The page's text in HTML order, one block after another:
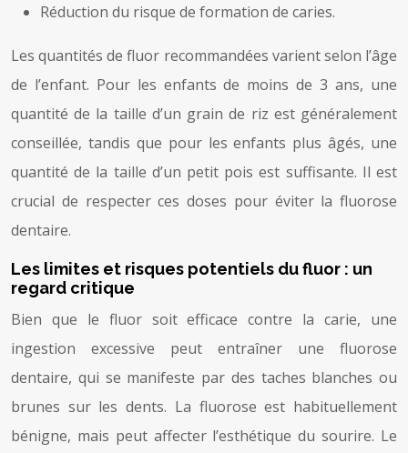
Réduction du risque de formation de caries.
Les quantités de fluor recommandées varient selon l’âge
de l’enfant. Pour les enfants de moins de 3 ans, une
quantité de la taille d’un grain de riz est généralement
conseillée, tandis que pour les enfants plus âgés, une
quantité de la taille d’un petit pois est suffisante. Il est
crucial de respecter ces doses pour éviter la fluorose
dentaire.
Les limites et risques potentiels du fluor : un
regard critique
Bien que le fluor soit efficace contre la carie, une
ingestion excessive peut entraîner une fluorose
dentaire, qui se manifeste par des taches blanches ou
brunes sur les dents. La fluorose est habituellement
bénigne, mais peut affecter l’esthétique du sourire. Le